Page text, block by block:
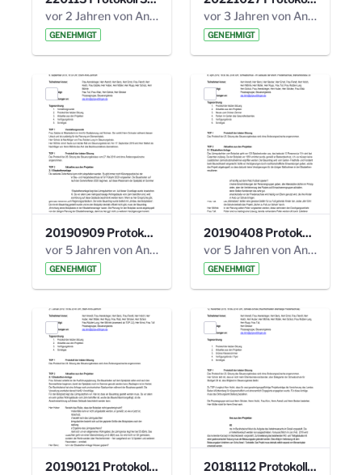
vor 2 Jahren von Anni Schlumberger
GENEHMIGT
vor 3 Jahren von Anni Schlumberger
GENEHMIGT
20190909 Protokoll 27. Steuerungskreis.pdf
vor 5 Jahren von Anni Schlumberger
GENEHMIGT
20190408 Protokoll 26. Steuerungskreis.pdf
vor 5 Jahren von Anni Schlumberger
GENEHMIGT
20190121 Protokoll 25. Steuerungskreis.pdf
20181112 Protokoll 24. Steuerungskreis.pdf